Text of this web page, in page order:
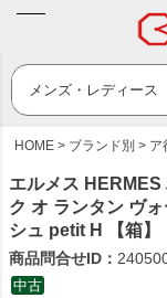
HOME ブランド別 ア
エルメス HERMES
ク オ ランタン ヴ
シュ petit H 【箱】
商品問合せID：
中古